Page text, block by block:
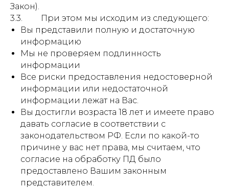
Закон).
3.3. При этом мы исходим из следующего:
Вы представили полную и достаточную
информацию
Мы не проверяем подлинность
информации
Все риски предоставления недостоверной
информации или недостаточной
информации лежат на Вас.
Вы достигли возраста 18 лет и имеете право
давать согласие в соответствии с
законодательством РФ. Если по какой-то
причине у вас нет права, мы считаем, что
согласие на обработку ПД было
предоставлено Вашим законным
представителем.